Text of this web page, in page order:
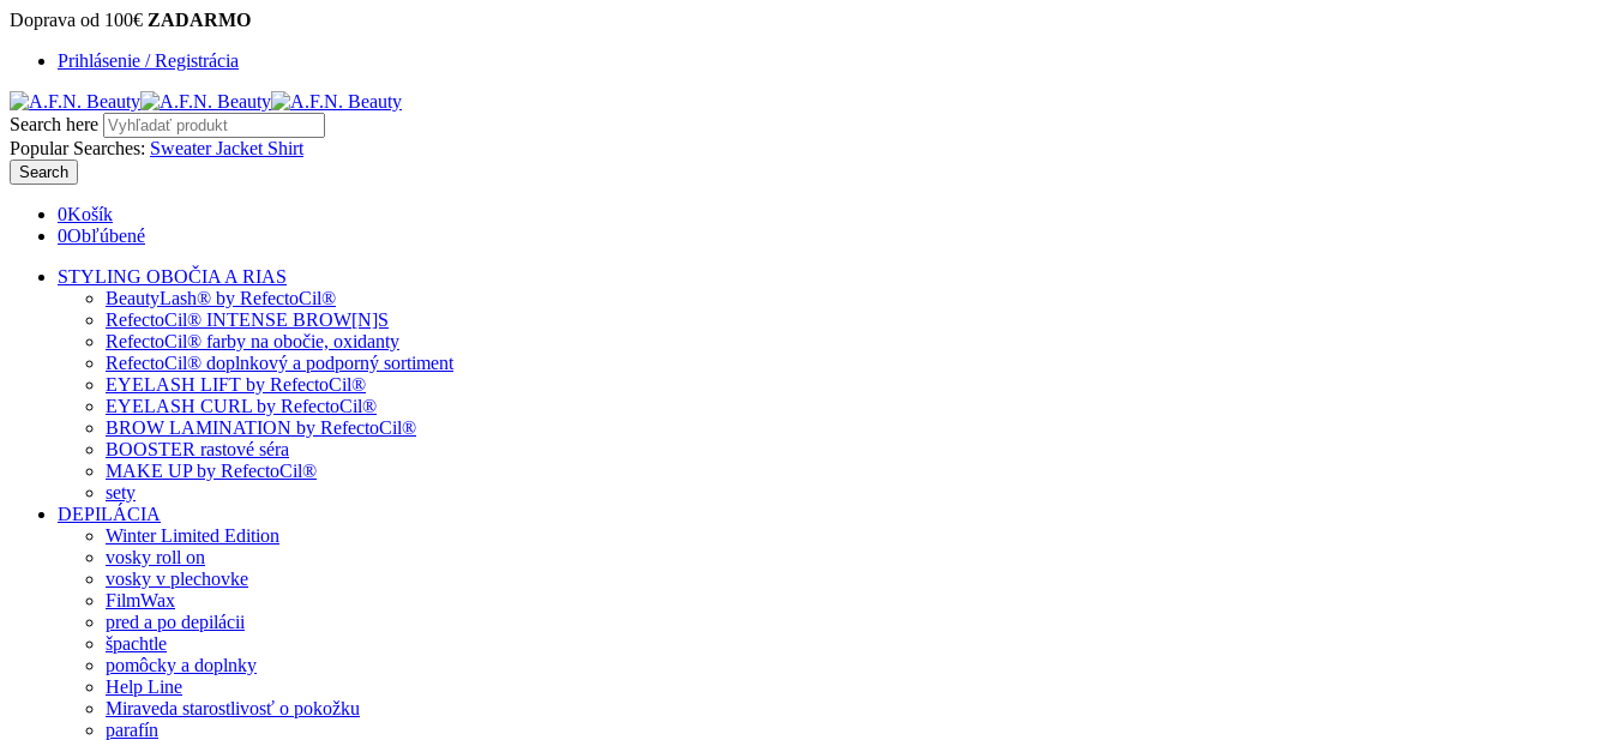
Doprava od 100€ ZADARMO
Prihlásenie / Registrácia
Search here
Popular Searches: SweaterJacket Shirt
Search
0Košík
0Obľúbené
STYLING OBOČIA A RIAS
BeautyLash® by RefectoCil®
RefectoCil® INTENSE BROW[N]S
RefectoCil® farby na obočie, oxidanty
RefectoCil® doplnkový a podporný sortiment
EYELASH LIFT by RefectoCil®
EYELASH CURL by RefectoCil®
BROW LAMINATION by RefectoCil®
BOOSTER rastové séra
MAKE UP by RefectoCil®
sety
DEPILÁCIA
Winter Limited Edition
vosky roll on
vosky v plechovke
FilmWax
pred a po depilácii
špachtle
pomôcky a doplnky
Help Line
Miraveda starostlivosť o pokožku
parafín